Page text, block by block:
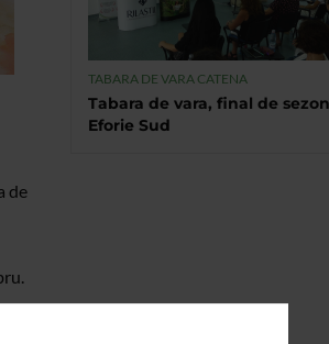
de
TABARA DE VARA CATENA
Tabara de vara, final de
Eforie Sud